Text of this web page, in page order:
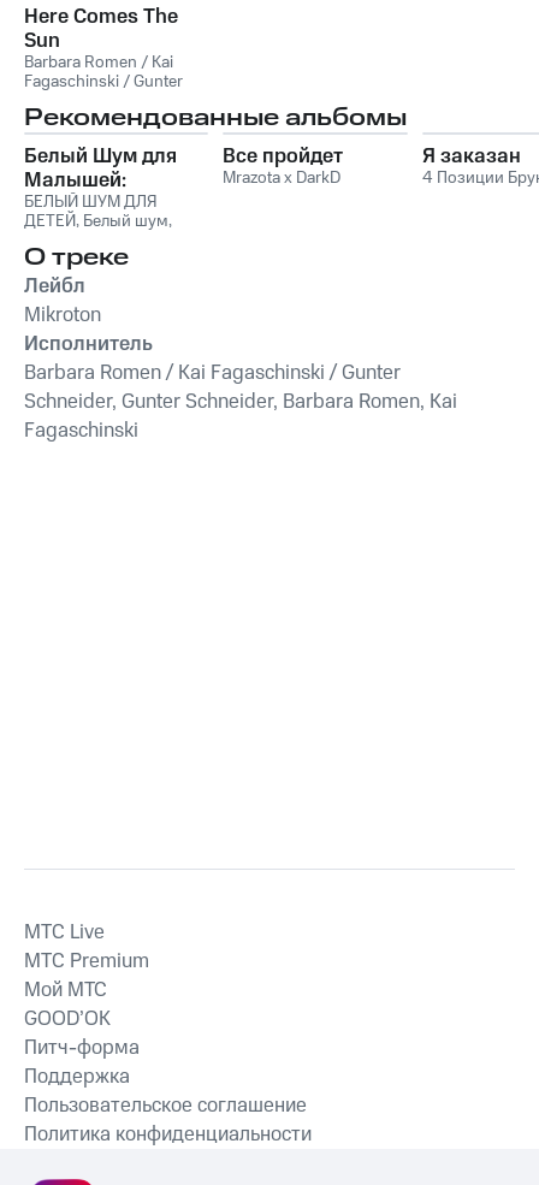
Here Comes The
Sun
Barbara Romen / Kai
Fagaschinski / Gunter
Schneider,Barbara
Romen,Kai Fagaschinski
Рекомендованные альбомы
Белый Шум для
Малышей:
Крепкий Сон и
Успокоение Плача
БЕЛЫЙ ШУМ ДЛЯ
ДЕТЕЙ, Белый шум,
Sleep Music
Все пройдет
Mrazota x DarkD
Я заказан
4 Позиции
О треке
Лейбл
Mikroton
Исполнитель
Barbara Romen / Kai Fagaschinski / Gunter
Schneider, Gunter Schneider, Barbara Romen, Kai
Fagaschinski
MTС Live
MTС Premium
Мой МТС
GOOD’OK
Питч-форма
Поддержка
Пользовательское соглашение
Политика конфиденциальности